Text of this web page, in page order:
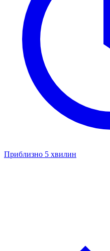
Приблизно 5 хвилин